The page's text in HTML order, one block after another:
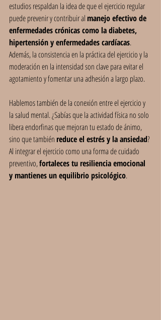
estudios respaldan la idea de que el ejercicio regular
puede prevenir y contribuir al manejo efectivo de
enfermedades crónicas como la diabetes,
hipertensión y enfermedades cardíacas.
Además, la consistencia en la práctica del ejercicio y la
moderación en la intensidad son clave para evitar el
agotamiento y fomentar una adhesión a largo plazo.
Hablemos también de la conexión entre el ejercicio y
la salud mental. ¿Sabías que la actividad física no solo
libera endorfinas que mejoran tu estado de ánimo,
sino que también reduce el estrés y la ansiedad?
Al integrar el ejercicio como una forma de cuidado
preventivo, fortaleces tu resiliencia emocional
y mantienes un equilibrio psicológico.